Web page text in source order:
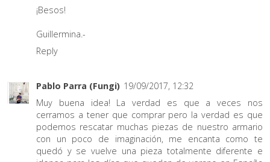
¡Besos!
Guillermina.-
Reply
Pablo Parra (Fungi) 19/09/2017, 12:32
Muy buena idea! La verdad es que a veces nos
cerramos a tener que comprar pero la verdad es que
podemos rescatar muchas piezas de nuestro armario
con un poco de imaginación, me encanta como te
quedó y se vuelve una pieza totalmente diferente e